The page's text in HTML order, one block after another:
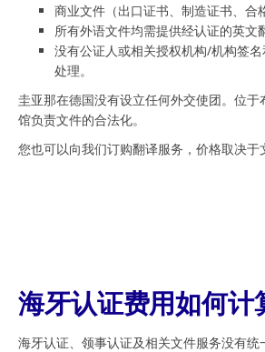
商业文件（出口证书、制造证书、合
所有外语文件均需提供经认证的英文
没有公证人或相关授权机构/机构签
处理。
圭亚那在德国没有设立任何外交使团。位于
馆负责文件的合法化。
您也可以向我们订购翻译服务，价格取决于
海牙认证费用如何计
海牙认证、领事认证及相关文件服务没有统